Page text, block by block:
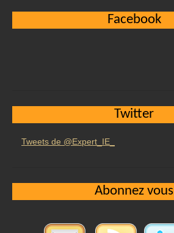
Facebook
Twitter
Tweets de @Expert_IE_
Abonnez vous